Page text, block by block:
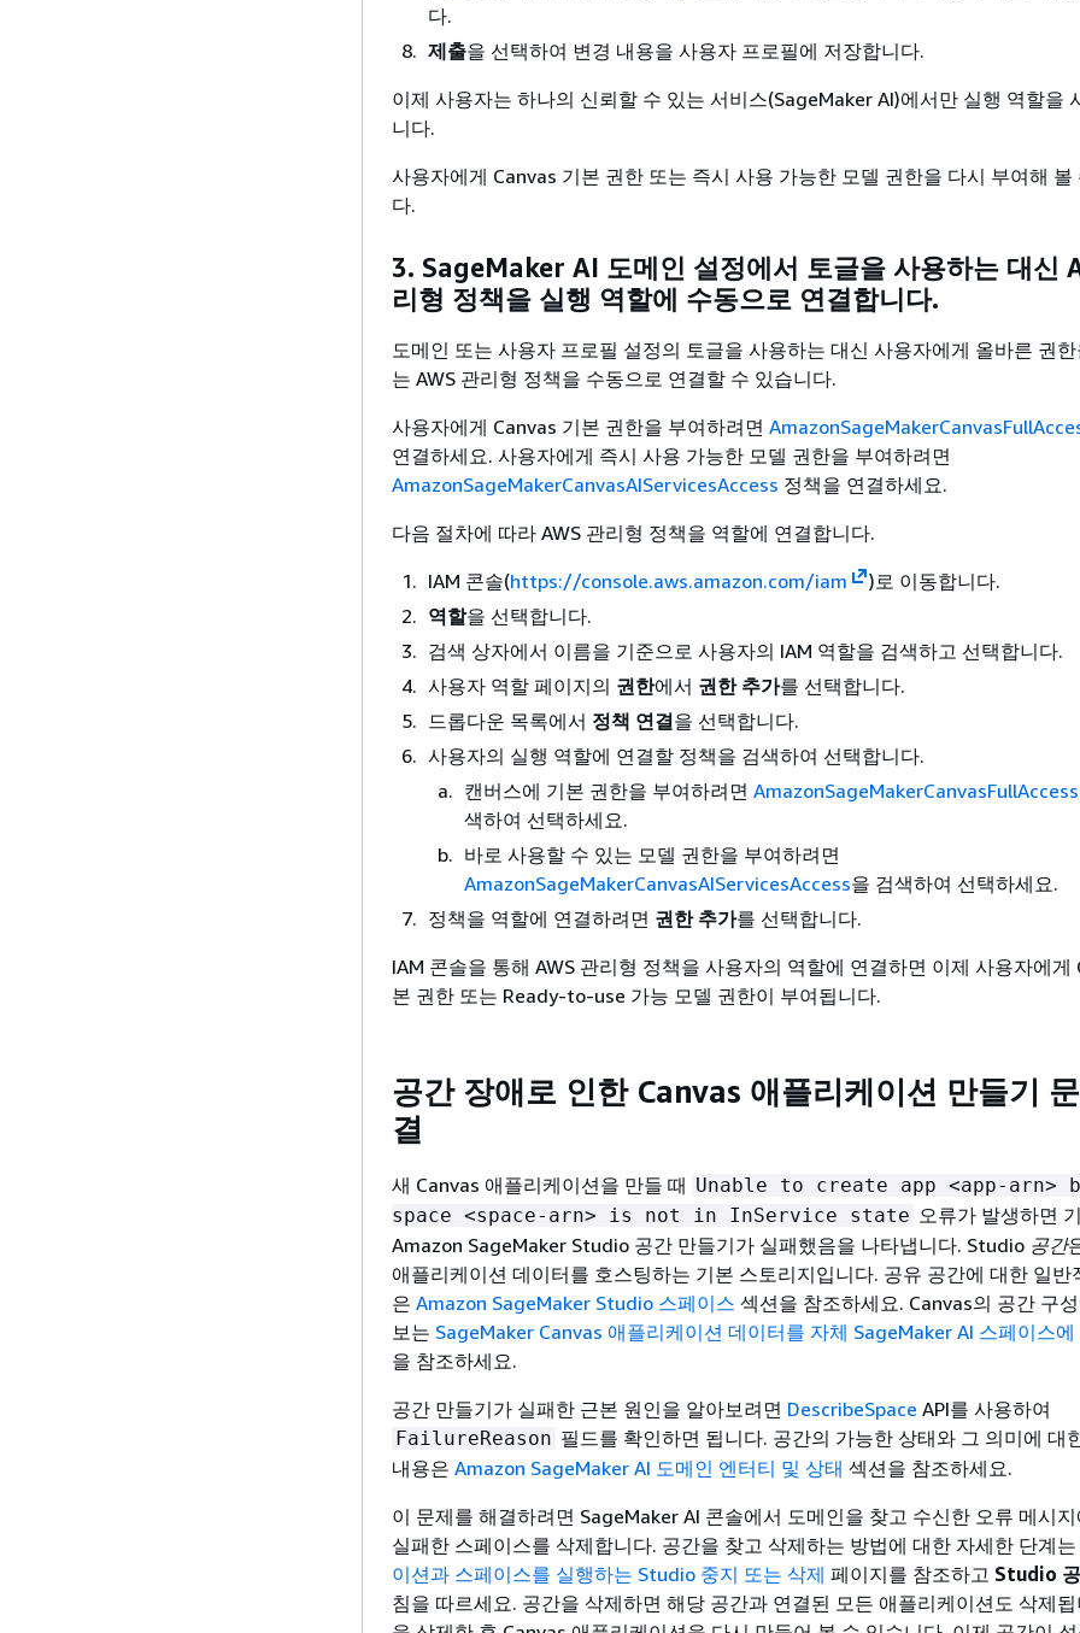
다.
제출을 선택하여 변경 내용을 사용자 프로필에 저장합니다.
이제 사용자는 하나의 신뢰할 수 있는 서비스(SageMaker AI)에서만 실행 역할을
니다.
사용자에게 Canvas 기본 권한 또는 즉시 사용 가능한 모델 권한을 다시 부여해 볼
다.
3. SageMaker AI 도메인 설정에서 토글을 사용하는 대신
리형 정책을 실행 역할에 수동으로 연결합니다.
도메인 또는 사용자 프로필 설정의 토글을 사용하는 대신 사용자에게 올바른 권
는 AWS 관리형 정책을 수동으로 연결할 수 있습니다.
사용자에게 Canvas 기본 권한을 부여하려면
연결하세요. 사용자에게 즉시 사용 가능한 모델 권한을 부여하려면
AmazonSageMakerCanvasAIServicesAccess 정책을 연결하세요.
다음 절차에 따라 AWS 관리형 정책을 역할에 연결합니다.
IAM 콘솔(https://console.aws.amazon.com/iam
)로 이동합니다.
역할을 선택합니다.
검색 상자에서 이름을 기준으로 사용자의 IAM 역할을 검색하고 선택합니다.
사용자 역할 페이지의 권한에서 권한 추가를 선택합니다.
드롭다운 목록에서 정책 연결을 선택합니다.
사용자의 실행 역할에 연결할 정책을 검색하여 선택합니다.
캔버스에 기본 권한을 부여하려면 AmazonSageMakerCanvasFullAccess
색하여 선택하세요.
바로 사용할 수 있는 모델 권한을 부여하려면
AmazonSageMakerCanvasAIServicesAccess을 검색하여 선택하세요.
정책을 역할에 연결하려면 권한 추가를 선택합니다.
IAM 콘솔을 통해 AWS 관리형 정책을 사용자의 역할에 연결하면 이제 사용자에게
본 권한 또는 Ready-to-use 가능 모델 권한이 부여됩니다.
공간 장애로 인한 Canvas 애플리케이션 만들기
결
새 Canvas 애플리케이션을 만들 때 Unable to create app <app-arn>
space <space-arn> is not in InService state 오류가 발생하면
Amazon SageMaker Studio 공간 만들기가 실패했음을 나타냅니다. Studio 공간
애플리케이션 데이터를 호스팅하는 기본 스토리지입니다. 공유 공간에 대한 일반
은 Amazon SageMaker Studio 스페이스 섹션을 참조하세요. Canvas의 공간 구
보는 SageMaker Canvas 애플리케이션 데이터를 자체 SageMaker AI 스페이스에
을 참조하세요.
공간 만들기가 실패한 근본 원인을 알아보려면 DescribeSpace API를 사용하여
FailureReason 필드를 확인하면 됩니다. 공간의 가능한 상태와 그 의미에 대
내용은 Amazon SageMaker AI 도메인 엔터티 및 상태 섹션을 참조하세요.
이 문제를 해결하려면 SageMaker AI 콘솔에서 도메인을 찾고 수신한 오류 메시
실패한 스페이스를 삭제합니다. 공간을 찾고 삭제하는 방법에 대한 자세한 단계는
이션과 스페이스를 실행하는 Studio 중지 또는 삭제 페이지를 참조하고 Studio
침을 따르세요. 공간을 삭제하면 해당 공간과 연결된 모든 애플리케이션도 삭제됩